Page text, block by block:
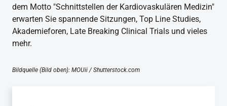
dem Motto "Schnittstellen der Kardiovaskulären Medizin"
erwarten Sie spannende Sitzungen, Top Line Studies,
Akademieforen, Late Breaking Clinical Trials und vieles
mehr.
Bildquelle (Bild oben): MOUii / Shutterstock.com